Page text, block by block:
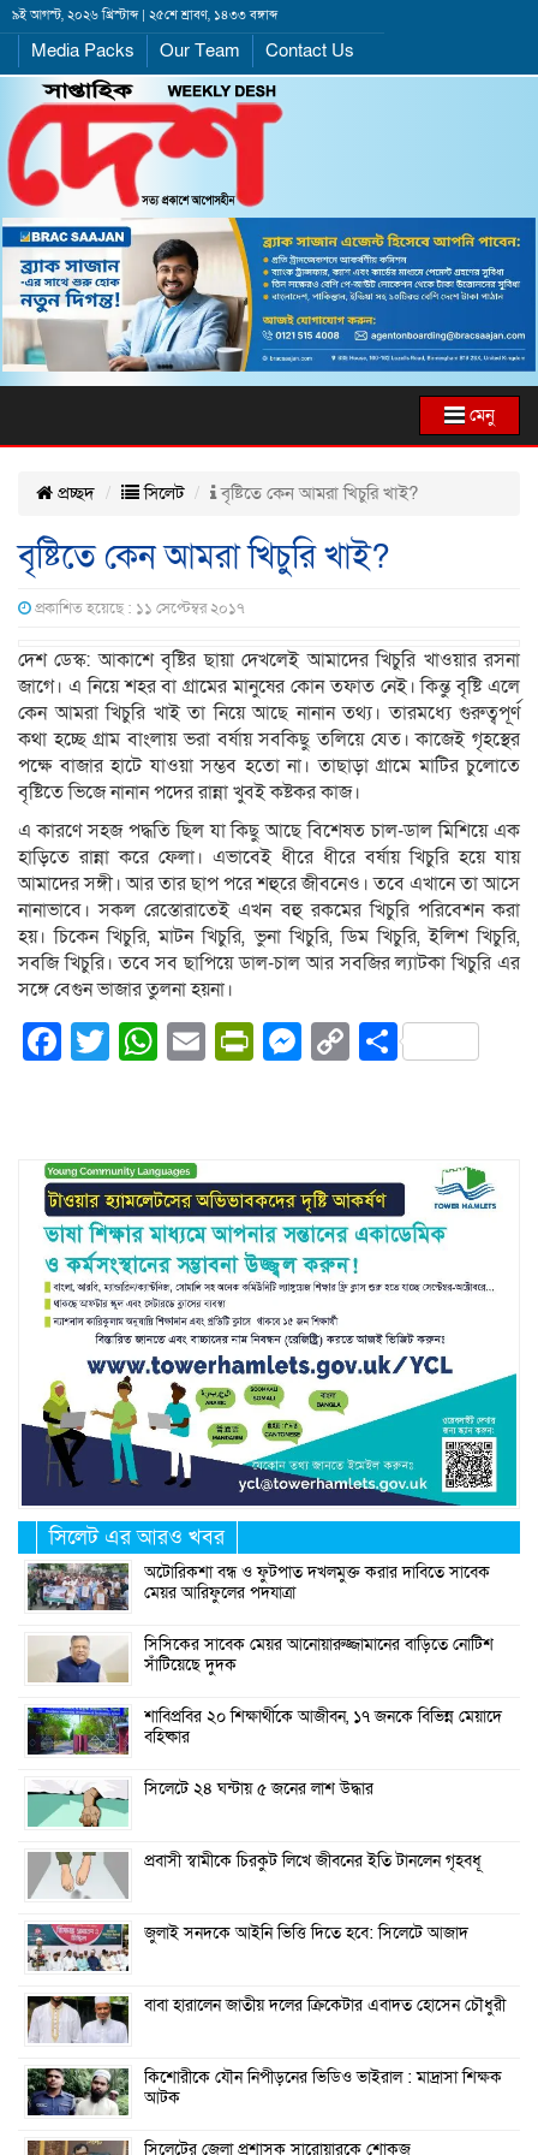
৯ই আগস্ট, ২০২৬ খ্রিস্টাব্দ | ২৫শে শ্রাবণ, ১৪৩৩ বঙ্গাব্দ
Media Packs Our Team Contact Us
মেনু
প্রচ্ছদ সিলেট বৃষ্টিতে কেন আমরা খিচুরি খাই?
বৃষ্টিতে কেন আমরা খিচুরি খাই?
প্রকাশিত হয়েছে : ১১ সেপ্টেম্বর ২০১৭
দেশ ডেস্ক: আকাশে বৃষ্টির ছায়া দেখলেই আমাদের খিচুরি খাওয়ার রসনা
জাগে। এ নিয়ে শহর বা গ্রামের মানুষের কোন তফাত নেই। কিন্তু বৃষ্টি এলে
কেন আমরা খিচুরি খাই তা নিয়ে আছে নানান তথ্য। তারমধ্যে গুরুত্বপূর্ণ
কথা হচ্ছে গ্রাম বাংলায় ভরা বর্ষায় সবকিছু তলিয়ে যেত। কাজেই গৃহস্থের
পক্ষে বাজার হাটে যাওয়া সম্ভব হতো না। তাছাড়া গ্রামে মাটির চুলোতে
বৃষ্টিতে ভিজে নানান পদের রান্না খুবই কষ্টকর কাজ।
এ কারণে সহজ পদ্ধতি ছিল যা কিছু আছে বিশেষত চাল-ডাল মিশিয়ে এক
হাড়িতে রান্না করে ফেলা। এভাবেই ধীরে ধীরে বর্ষায় খিচুরি হয়ে যায়
আমাদের সঙ্গী। আর তার ছাপ পরে শহুরে জীবনেও। তবে এখানে তা আসে
নানাভাবে। সকল রেস্তোরাতেই এখন বহু রকমের খিচুরি পরিবেশন করা
হয়। চিকেন খিচুরি, মাটন খিচুরি, ভুনা খিচুরি, ডিম খিচুরি, ইলিশ খিচুরি,
সবজি খিচুরি। তবে সব ছাপিয়ে ডাল-চাল আর সবজির ল্যাটকা খিচুরি এর
সঙ্গে বেগুন ভাজার তুলনা হয়না।
Facebook
Twitter
WhatsApp
EmailPrintFriendly
Messenger
CopyShare
সিলেট এর আরও খবর
অটোরিকশা বন্ধ ও ফুটপাত দখলমুক্ত করার দাবিতে সাবেক
মেয়র আরিফুলের পদযাত্রা
সিসিকের সাবেক মেয়র আনোয়ারুজ্জামানের বাড়িতে নোটিশ
সাঁটিয়েছে দুদক
শাবিপ্রবির ২০ শিক্ষার্থীকে আজীবন, ১৭ জনকে বিভিন্ন মেয়াদে
বহিষ্কার
সিলেটে ২৪ ঘন্টায় ৫ জনের লাশ উদ্ধার
প্রবাসী স্বামীকে চিরকুট লিখে জীবনের ইতি টানলেন গৃহবধূ
জুলাই সনদকে আইনি ভিত্তি দিতে হবে: সিলেটে আজাদ
বাবা হারালেন জাতীয় দলের ক্রিকেটার এবাদত হোসেন চৌধুরী
কিশোরীকে যৌন নিপীড়নের ভিডিও ভাইরাল : মাদ্রাসা শিক্ষক
আটক
সিলেটের জেলা প্রশাসক সারোয়ারকে শোকজ